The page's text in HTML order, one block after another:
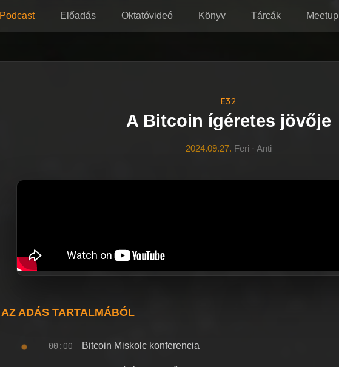
Podcast Előadás Oktatóvideó Könyv Tárcák Meetup
E32
A Bitcoin ígéretes jövője
2024.09.27. Feri · Anti
AZ ADÁS TARTALMÁBÓL
00:00 Bitcoin Miskolc konferencia